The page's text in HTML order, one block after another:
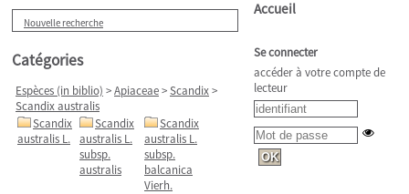
Nouvelle recherche
Catégories
Espèces (in biblio) >Apiaceae>Scandix>
Scandix australis
Scandix
australis L.
Scandix
australis L.
subsp.
australis
Scandix
australis L.
subsp.
balcanica
Vierh.
Accueil
Se connecter
accéder à votre compte de
lecteur